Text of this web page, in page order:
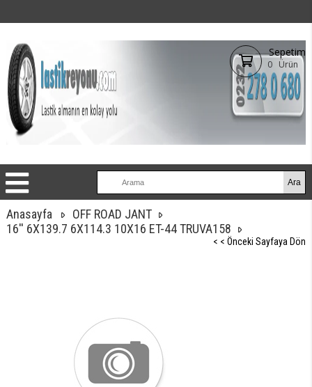
Sepetim
0 Ürün
Anasayfa
OFF ROAD JANT
16'' 6X139.7 6X114.3 10X16 ET-44 TRUVA158
< < Önceki Sayfaya Dön